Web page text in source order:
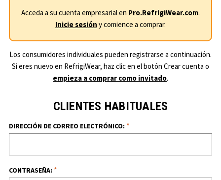
Acceda a su cuenta empresarial en Pro.RefrigiWear.com.
Inicie sesión y comience a comprar.
Los consumidores individuales pueden registrarse a continuación.
Si eres nuevo en RefrigiWear, haz clic en el botón Crear cuenta o
empieza a comprar como invitado.
CLIENTES HABITUALES
DIRECCIÓN DE CORREO ELECTRÓNICO: *
CONTRASEÑA: *